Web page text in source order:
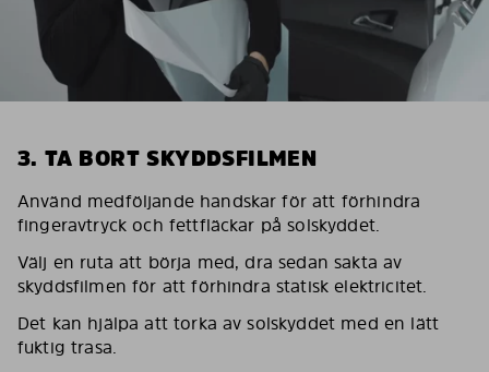
3. TA BORT SKYDDSFILMEN
Använd medföljande handskar för att förhindra
fingeravtryck och fettfläckar på solskyddet.
Välj en ruta att börja med, dra sedan sakta av
skyddsfilmen för att förhindra statisk elektricitet.
Det kan hjälpa att torka av solskyddet med en lätt
fuktig trasa.